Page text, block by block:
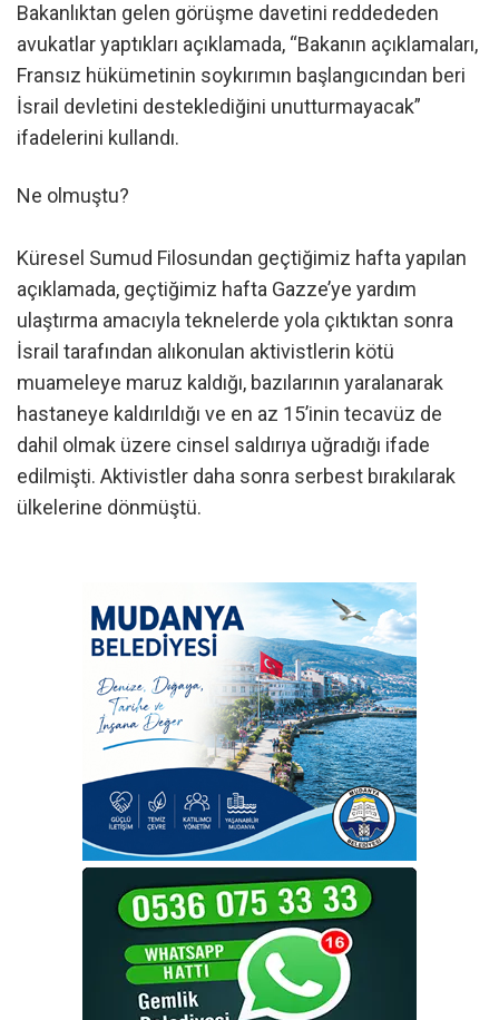
Bakanlıktan gelen görüşme davetini reddededen
avukatlar yaptıkları açıklamada, “Bakanın açıklamaları,
Fransız hükümetinin soykırımın başlangıcından beri
İsrail devletini desteklediğini unutturmayacak”
ifadelerini kullandı.
Ne olmuştu?
Küresel Sumud Filosundan geçtiğimiz hafta yapılan
açıklamada, geçtiğimiz hafta Gazze’ye yardım
ulaştırma amacıyla teknelerde yola çıktıktan sonra
İsrail tarafından alıkonulan aktivistlerin kötü
muameleye maruz kaldığı, bazılarının yaralanarak
hastaneye kaldırıldığı ve en az 15’inin tecavüz de
dahil olmak üzere cinsel saldırıya uğradığı ifade
edilmişti. Aktivistler daha sonra serbest bırakılarak
ülkelerine dönmüştü.